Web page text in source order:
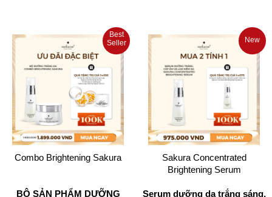
Combo Brightening Sakura
BỘ SẢN PHẨM DƯỠNG
Best
Seller
Sakura Concentrated
Brightening Serum
Serum dưỡng da trắng sáng,
New